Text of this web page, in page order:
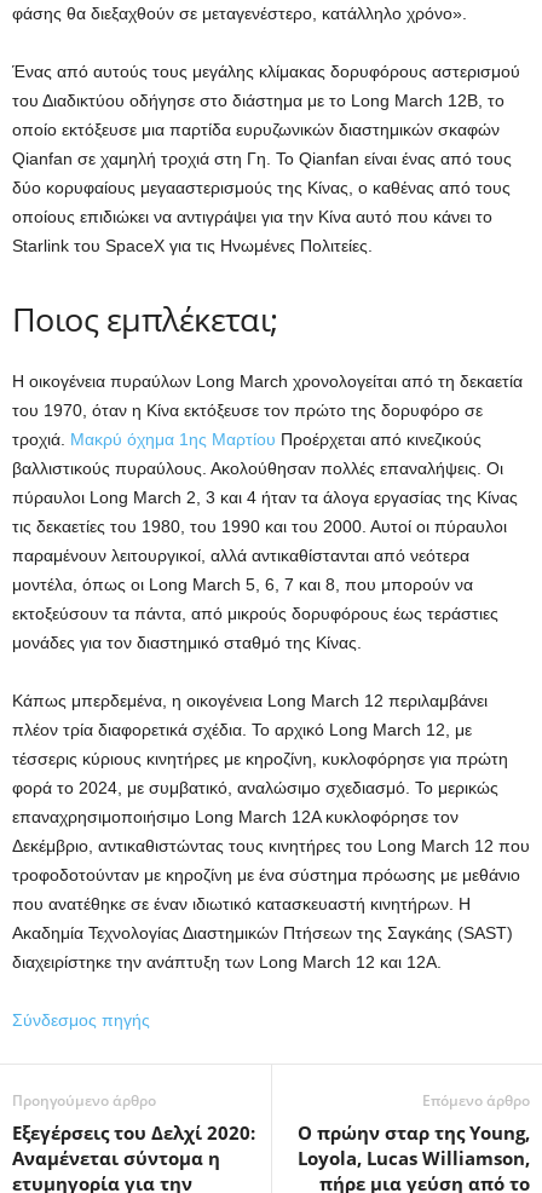
φάσης θα διεξαχθούν σε μεταγενέστερο, κατάλληλο χρόνο».
Ένας από αυτούς τους μεγάλης κλίμακας δορυφόρους αστερισμού
του Διαδικτύου οδήγησε στο διάστημα με το Long March 12B, το
οποίο εκτόξευσε μια παρτίδα ευρυζωνικών διαστημικών σκαφών
Qianfan σε χαμηλή τροχιά στη Γη. Το Qianfan είναι ένας από τους
δύο κορυφαίους μεγααστερισμούς της Κίνας, ο καθένας από τους
οποίους επιδιώκει να αντιγράψει για την Κίνα αυτό που κάνει το
Starlink του SpaceX για τις Ηνωμένες Πολιτείες.
Ποιος εμπλέκεται;
Η οικογένεια πυραύλων Long March χρονολογείται από τη δεκαετία
του 1970, όταν η Κίνα εκτόξευσε τον πρώτο της δορυφόρο σε
τροχιά. Μακρύ όχημα 1ης Μαρτίου Προέρχεται από κινεζικούς
βαλλιστικούς πυραύλους. Ακολούθησαν πολλές επαναλήψεις. Οι
πύραυλοι Long March 2, 3 και 4 ήταν τα άλογα εργασίας της Κίνας
τις δεκαετίες του 1980, του 1990 και του 2000. Αυτοί οι πύραυλοι
παραμένουν λειτουργικοί, αλλά αντικαθίστανται από νεότερα
μοντέλα, όπως οι Long March 5, 6, 7 και 8, που μπορούν να
εκτοξεύσουν τα πάντα, από μικρούς δορυφόρους έως τεράστιες
μονάδες για τον διαστημικό σταθμό της Κίνας.
Κάπως μπερδεμένα, η οικογένεια Long March 12 περιλαμβάνει
πλέον τρία διαφορετικά σχέδια. Το αρχικό Long March 12, με
τέσσερις κύριους κινητήρες με κηροζίνη, κυκλοφόρησε για πρώτη
φορά το 2024, με συμβατικό, αναλώσιμο σχεδιασμό. Το μερικώς
επαναχρησιμοποιήσιμο Long March 12A κυκλοφόρησε τον
Δεκέμβριο, αντικαθιστώντας τους κινητήρες του Long March 12 που
τροφοδοτούνταν με κηροζίνη με ένα σύστημα πρόωσης με μεθάνιο
που ανατέθηκε σε έναν ιδιωτικό κατασκευαστή κινητήρων. Η
Ακαδημία Τεχνολογίας Διαστημικών Πτήσεων της Σαγκάης (SAST)
διαχειρίστηκε την ανάπτυξη των Long March 12 και 12A.
Σύνδεσμος πηγής
Προηγούμενο άρθρο
Εξεγέρσεις του Δελχί 2020:
Αναμένεται σύντομα η
ετυμηγορία για την
Επόμενο άρθρο
Ο πρώην σταρ της Young,
Loyola, Lucas Williamson,
πήρε μια γεύση από το